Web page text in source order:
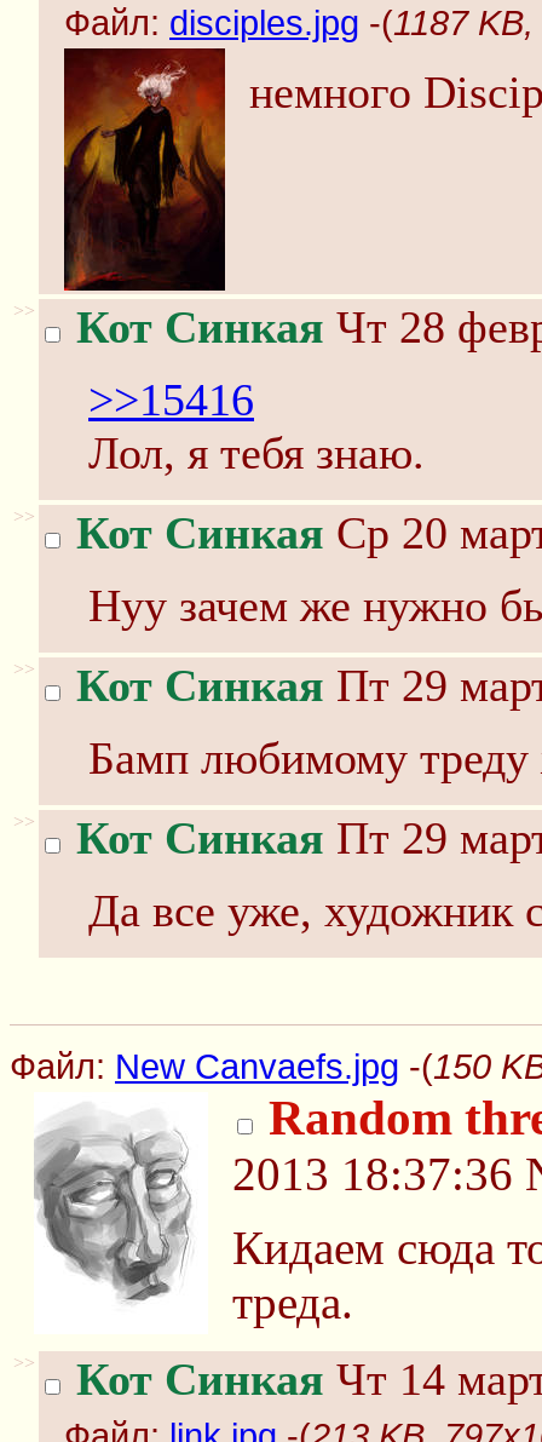
Файл: disciples.jpg -(1187
немного
>> Кот Синкая Чт 28
>>15416
Лол, я тебя знаю.
>> Кот Синкая Ср 20
Нуу зачем же нужно
>> Кот Синкая Пт 29
Бамп любимому треду
>> Кот Синкая Пт 29
Да все уже, художник
Файл: New Canvaefs.jpg -(150
Random
2013 18:37:36
Кидаем сюда
треда.
>> Кот Синкая Чт 14